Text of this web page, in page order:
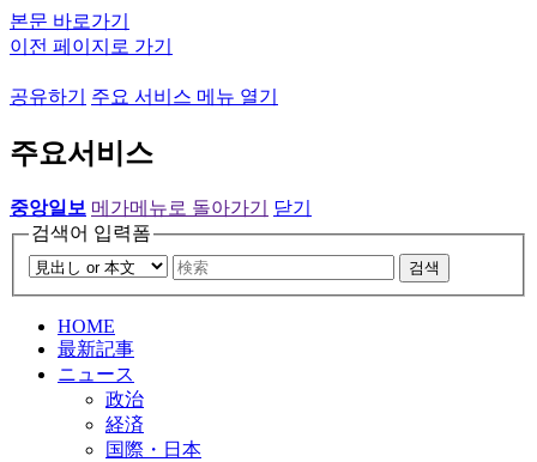
본문 바로가기
이전 페이지로 가기
공유하기 주요 서비스 메뉴 열기
주요서비스
중앙일보 메가메뉴로 돌아가기
닫기
검색어 입력폼
검색
HOME
最新記事
ニュース
政治
経済
国際・日本